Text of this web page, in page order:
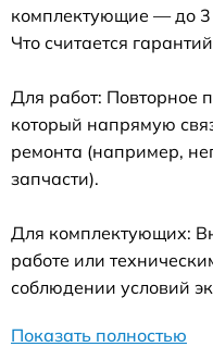
комплектующие — до 3
Что считается
Для работ: Повторное
который напрямую
ремонта (например,
запчасти).
Для комплектующих:
работе или
соблюдении условий
Показать полностью